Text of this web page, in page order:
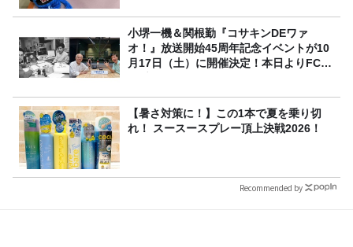
小堺一機＆関根勤『コサキンDEワァ
オ！』放送開始45周年記念イベントが10
月17日（土）に開催決定！本日よりFC先
【暑さ対策に！】この1本で夏を乗り切
れ！ スースースプレー頂上決戦2026！
Recommended by